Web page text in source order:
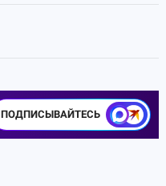
ПОДПИСЫВАЙТЕСЬ